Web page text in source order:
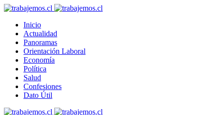
Inicio
Actualidad
Panoramas
Orientación Laboral
Economía
Política
Salud
Confesiones
Dato Útil